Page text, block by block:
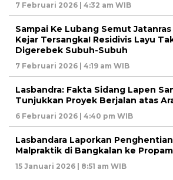
7 Februari 2026 | 4:32 am WIB
Sampai Ke Lubang Semut
Kejar Tersangka! Residivis Layu
Digerebek Subuh-Subuh
7 Februari 2026 | 4:19 am WIB
Lasbandra: Fakta Sidang Lapen
Tunjukkan Proyek Berjalan atas
6 Februari 2026 | 4:40 pm WIB
Lasbandara Laporkan
Malpraktik di Bangkalan ke
15 Januari 2026 | 8:51 am WIB